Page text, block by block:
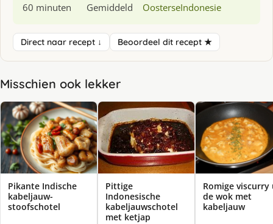
60 minuten Gemiddeld OosterseIndonesie
Direct naar recept ↓ Beoordeel dit recept ★
Misschien ook lekker
Pikante Indische
kabeljauw-
stoofschotel
Pittige
Indonesische
kabeljauwschotel
met ketjap
Romige viscurry
de wok met
kabeljauw